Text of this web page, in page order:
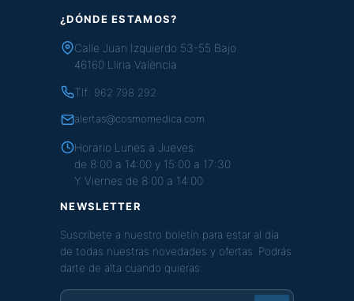
¿DÓNDE ESTAMOS?
Calle Juan Izquierdo 53-55 Bajo
46160 Lliria València
Tlf: 962 798 292
alertas@cosmomedica.com
Horario Lunes a Jueves:
de 8:00 a 14:00 y 15:00 a 17:30
Y Viernes de 8:00 a 14:00
NEWSLETTER
Suscríbete a nuestro boletín para estar al día
de todas nuestras novedades y ofertas. Podrás
darte de alta cuando quieras: